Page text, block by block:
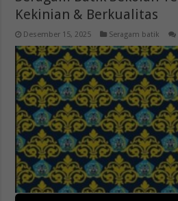
Kekinian & Berkualitas
Desember 15, 2025 Seragam batik